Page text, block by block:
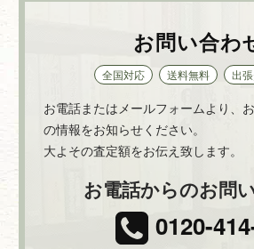
お問い合わ
全国対応 送料無料 出
お電話またはメールフォームより、
の情報をお知らせください。
大よその査定額をお伝え致します。
お電話からのお問
0120-